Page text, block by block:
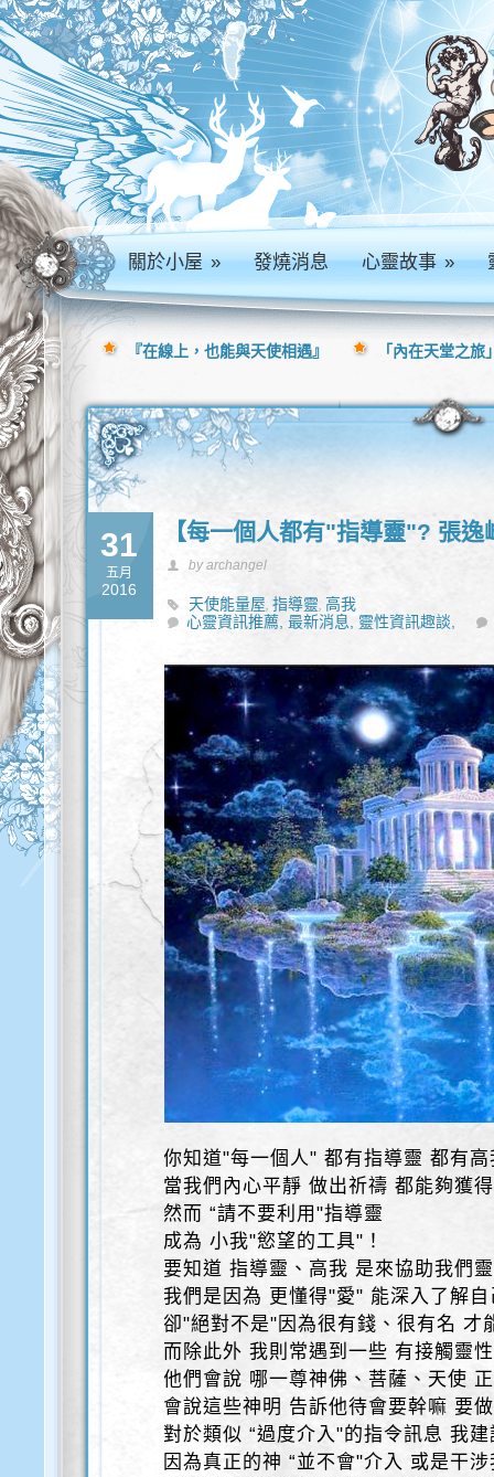
關於小屋» 發燒消息 心靈故事»
31
五月
2016
【每一個人都有"指導靈"? 張
by archangel
天使能量屋,指導靈, 高我
心靈資訊推薦,最新消息, 靈性資訊趣談,
你知道"每一個人" 都有指導靈 都有
當我們內心平靜 做出祈禱 都能夠獲
然而 “請不要利用"指導靈
成為 小我"慾望的工具"！
要知道 指導靈、高我 是來協助我們
我們是因為 更懂得"愛" 能深入了解
卻"絕對不是"因為很有錢、很有名 才
而除此外 我則常遇到一些 有接觸靈
他們會說 哪一尊神佛、菩薩、天使
會說這些神明 告訴他待會要幹嘛 要
對於類似 “過度介入"的指令訊息 我
因為真正的神 “並不會"介入 或是干
『在線上，也能與天使相遇』 「內在天堂之